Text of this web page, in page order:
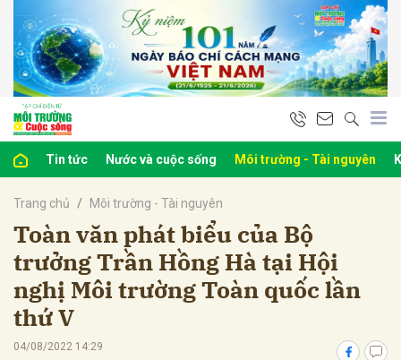
Tin tức Nước và cuộc sống Môi trường - Tài nguyên
Trang chủ Môi trường - Tài nguyên
Toàn văn phát biểu của Bộ
trưởng Trần Hồng Hà tại Hội
nghị Môi trường Toàn quốc lần
thứ V
04/08/2022 14:29
luận
Hủy